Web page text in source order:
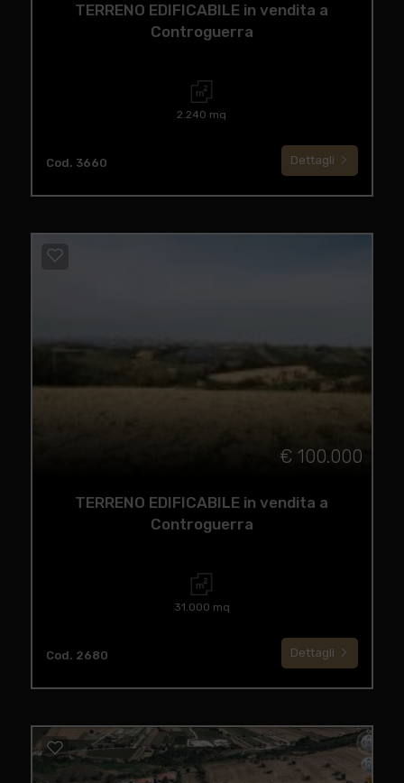
TERRENO EDIFICABILE in vendita a
Controguerra
2.240 mq
Cod. 3660 Dettagli
€ 100.000
TERRENO EDIFICABILE in vendita a
Controguerra
31.000 mq
Cod. 2680 Dettagli